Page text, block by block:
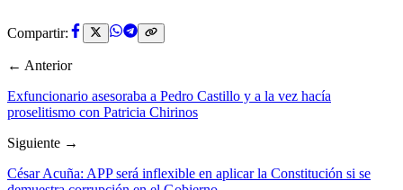
Compartir:
← Anterior
Exfuncionario asesoraba a Pedro Castillo y a la vez hacía
proselitismo con Patricia Chirinos
Siguiente →
César Acuña: APP será inflexible en aplicar la Constitución si se